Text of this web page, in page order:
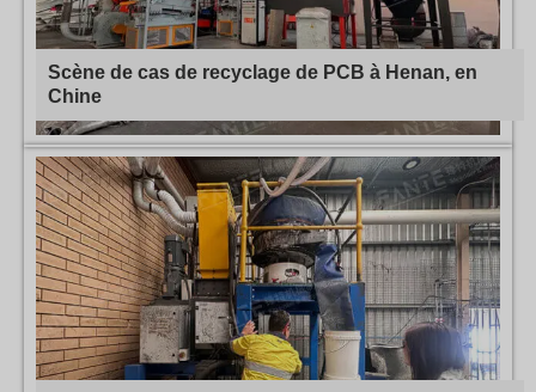
Scène de cas de recyclage de PCB à Henan, en
Chine